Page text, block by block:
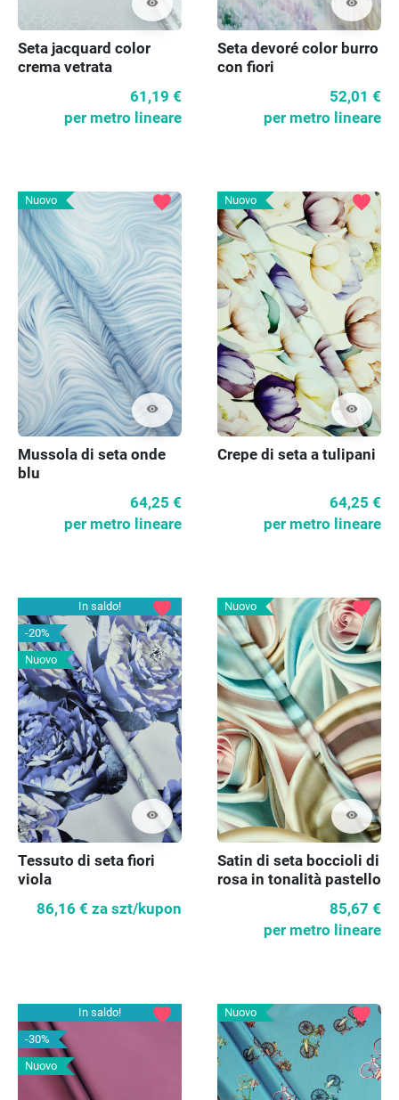
Seta jacquard color
crema vetrata
61,19 €
per metro lineare
Seta devoré color burro
con fiori
52,01 €
per metro lineare
Nuovo
visibility
favorite
Mussola di seta onde
blu
64,25 €
per metro lineare
Nuovo
visibility
favorite
Crepe di seta a tulipani
64,25 €
per metro lineare
In saldo!
-20%
Nuovo
visibility
favorite
Tessuto di seta fiori
viola
86,16 € za szt/kupon
Nuovo
visibility
favorite
Satin di seta boccioli di
rosa in tonalità pastello
85,67 €
per metro lineare
In saldo!
-30%
Nuovo
favorite Nuovo favorite